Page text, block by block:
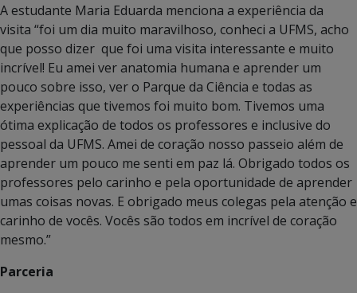
A estudante Maria Eduarda menciona a experiência da
visita “foi um dia muito maravilhoso, conheci a UFMS, acho
que posso dizer que foi uma visita interessante e muito
incrível! Eu amei ver anatomia humana e aprender um
pouco sobre isso, ver o Parque da Ciência e todas as
experiências que tivemos foi muito bom. Tivemos uma
ótima explicação de todos os professores e inclusive do
pessoal da UFMS. Amei de coração nosso passeio além de
aprender um pouco me senti em paz lá. Obrigado todos os
professores pelo carinho e pela oportunidade de aprender
umas coisas novas. E obrigado meus colegas pela atenção e
carinho de vocês. Vocês são todos em incrível de coração
mesmo.”
Parceria